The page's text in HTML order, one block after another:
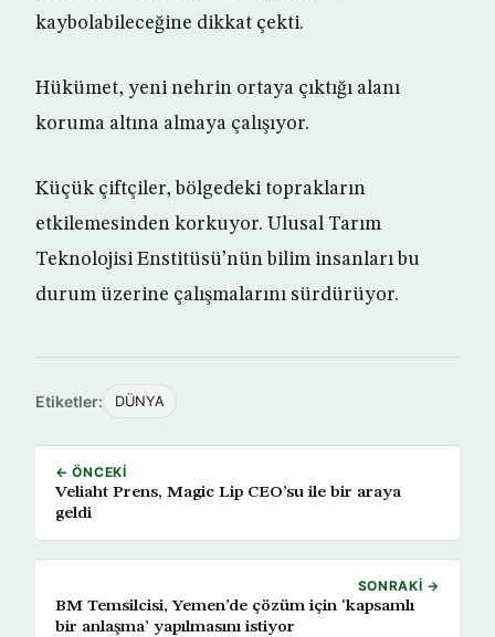
kaybolabileceğine dikkat çekti.
Hükümet, yeni nehrin ortaya çıktığı alanı
koruma altına almaya çalışıyor.
Küçük çiftçiler, bölgedeki toprakların
etkilemesinden korkuyor. Ulusal Tarım
Teknolojisi Enstitüsü’nün bilim insanları bu
durum üzerine çalışmalarını sürdürüyor.
Etiketler: DÜNYA
← ÖNCEKI
Veliaht Prens, Magic Lip CEO’su ile bir araya
geldi
SONRAKI →
BM Temsilcisi, Yemen’de çözüm için ‘kapsamlı
bir anlaşma’ yapılmasını istiyor